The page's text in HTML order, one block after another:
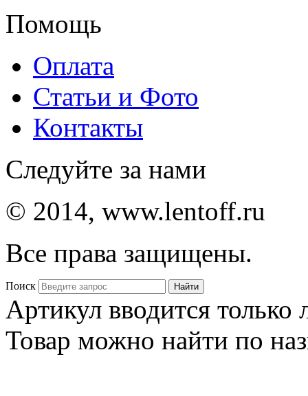
Помощь
Оплата
Статьи и Фото
Контакты
Следуйте за нами
© 2014, www.lentoff.ru
Все права защищены.
Поиск
Артикул вводится
Товар можно найти по